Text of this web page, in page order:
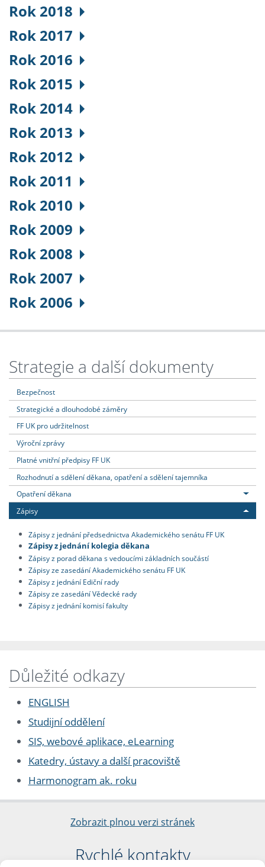
Rok 2018
Rok 2017
Rok 2016
Rok 2015
Rok 2014
Rok 2013
Rok 2012
Rok 2011
Rok 2010
Rok 2009
Rok 2008
Rok 2007
Rok 2006
Strategie a další dokumenty
Bezpečnost
Strategické a dlouhodobé záměry
FF UK pro udržitelnost
Výroční zprávy
Platné vnitřní předpisy FF UK
Rozhodnutí a sdělení děkana, opatření a sdělení tajemníka
Opatření děkana
Zápisy
Zápisy z jednání předsednictva Akademického senátu FF UK
Zápisy z jednání kolegia děkana
Zápisy z porad děkana s vedoucími základních součástí
Zápisy ze zasedání Akademického senátu FF UK
Zápisy z jednání Ediční rady
Zápisy ze zasedání Vědecké rady
Zápisy z jednání komisí fakulty
Důležité odkazy
ENGLISH
Studijní oddělení
SIS, webové aplikace, eLearning
Katedry, ústavy a další pracoviště
Harmonogram ak. roku
Zobrazit plnou verzi stránek
Rychlé kontakty